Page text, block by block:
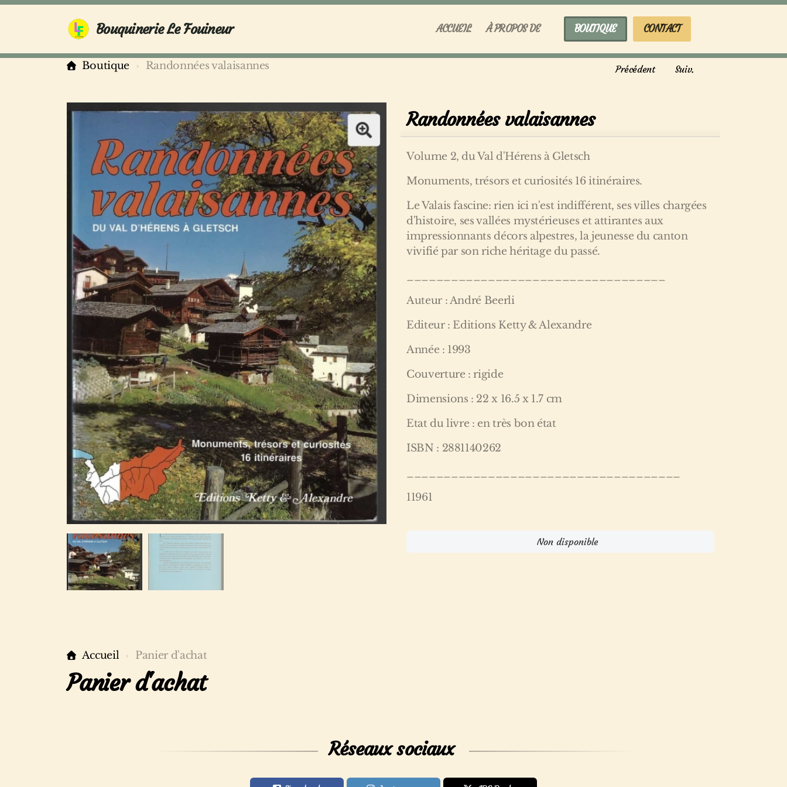
Bouquinerie Le Fouineur ACCUEIL À PROPOS DE BOUTIQUE CONTACT
Précédent Suiv.
Boutique Randonnées valaisannes
Randonnées valaisannes
Volume 2, du Val d'Hérens à Gletsch
Monuments, trésors et curiosités 16 itinéraires.
Le Valais fascine: rien ici n'est indifférent, ses villes chargées
d'histoire, ses vallées mystérieuses et attirantes aux
impressionnants décors alpestres, la jeunesse du canton
vivifié par son riche héritage du passé.
Auteur : André Beerli
Editeur : Editions Ketty & Alexandre
Année : 1993
Couverture : rigide
Dimensions : 22 x 16.5 x 1.7 cm
Etat du livre : en très bon état
ISBN : 2881140262
11961
Non disponible
Accueil Panier d'achat
Panier d'achat
Réseaux sociaux